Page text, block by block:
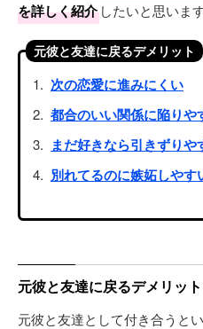
を詳しく紹介 したいと思います
元彼と友達に戻るデメリット
次の恋愛に進みにくい
都合のいい関係に陥りや
まだ好きなら引きずりや
別れてるのに嫉妬しやす
元彼と友達に戻るデメリッ
元彼と友達として付き合うと